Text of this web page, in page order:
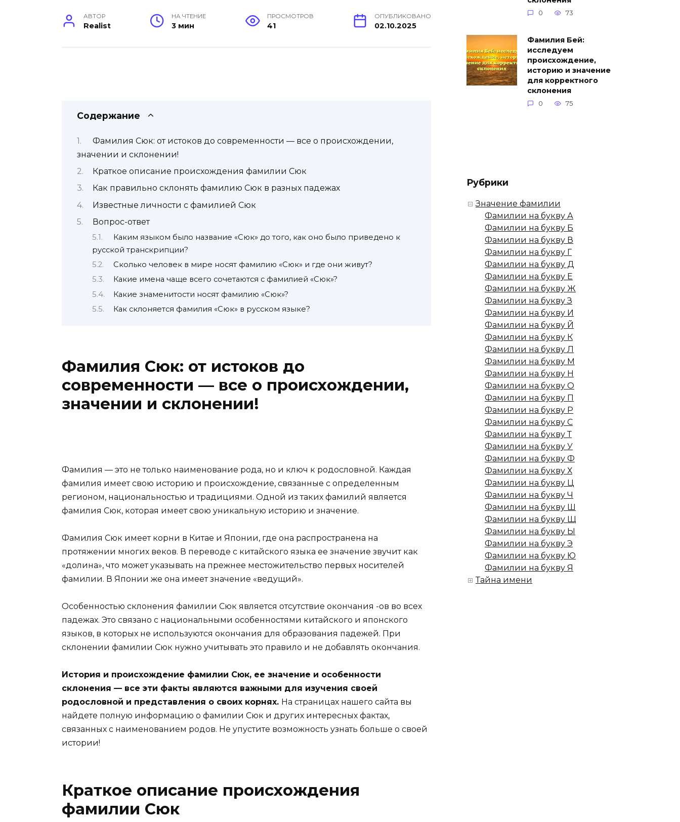
АВТОР
Realist
НА ЧТЕНИЕ
3 мин
ПРОСМОТРОВ
41
ОПУБЛИКОВАНО
02.10.2025
Содержание
Фамилия Сюк: от истоков до современности — все о происхождении,
значении и склонении!
Краткое описание происхождения фамилии Сюк
Как правильно склонять фамилию Сюк в разных падежах
Известные личности с фамилией Сюк
Вопрос-ответ
Каким языком было название «Сюк» до того, как оно было приведено к
русской транскрипции?
Сколько человек в мире носят фамилию «Сюк» и где они живут?
Какие имена чаще всего сочетаются с фамилией «Сюк»?
Какие знаменитости носят фамилию «Сюк»?
Как склоняется фамилия «Сюк» в русском языке?
Фамилия Сюк: от истоков до
современности — все о происхождении,
значении и склонении!
Фамилия — это не только наименование рода, но и ключ к родословной. Каждая
фамилия имеет свою историю и происхождение, связанные с определенным
регионом, национальностью и традициями. Одной из таких фамилий является
фамилия Сюк, которая имеет свою уникальную историю и значение.
Фамилия Сюк имеет корни в Китае и Японии, где она распространена на
протяжении многих веков. В переводе с китайского языка ее значение звучит как
«долина», что может указывать на прежнее местожительство первых носителей
фамилии. В Японии же она имеет значение «ведущий».
Особенностью склонения фамилии Сюк является отсутствие окончания -ов во всех
падежах. Это связано с национальными особенностями китайского и японского
языков, в которых не используются окончания для образования падежей. При
склонении фамилии Сюк нужно учитывать это правило и не добавлять окончания.
История и происхождение фамилии Сюк, ее значение и особенности
склонения — все эти факты являются важными для изучения своей
родословной и представления о своих корнях. На страницах нашего сайта вы
найдете полную информацию о фамилии Сюк и других интересных фактах,
связанных с наименованием родов. Не упустите возможность узнать больше о своей
истории!
Краткое описание происхождения
фамилии Сюк
0 73
Фамилия Бей:
исследуем
происхождение,
историю и значение
для корректного
склонения
0 75
Рубрики
Значение фамилии
Фамилии на букву А
Фамилии на букву Б
Фамилии на букву В
Фамилии на букву Г
Фамилии на букву Д
Фамилии на букву Е
Фамилии на букву Ж
Фамилии на букву З
Фамилии на букву И
Фамилии на букву Й
Фамилии на букву К
Фамилии на букву Л
Фамилии на букву М
Фамилии на букву Н
Фамилии на букву О
Фамилии на букву П
Фамилии на букву Р
Фамилии на букву С
Фамилии на букву Т
Фамилии на букву У
Фамилии на букву Ф
Фамилии на букву Х
Фамилии на букву Ц
Фамилии на букву Ч
Фамилии на букву Ш
Фамилии на букву Щ
Фамилии на букву Ы
Фамилии на букву Э
Фамилии на букву Ю
Фамилии на букву Я
Тайна имени